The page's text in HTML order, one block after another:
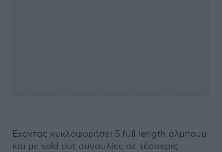
Έχοντας κυκλοφορήσει 5 full-length άλμπουμ
και με sold out συναυλίες σε τέσσερις